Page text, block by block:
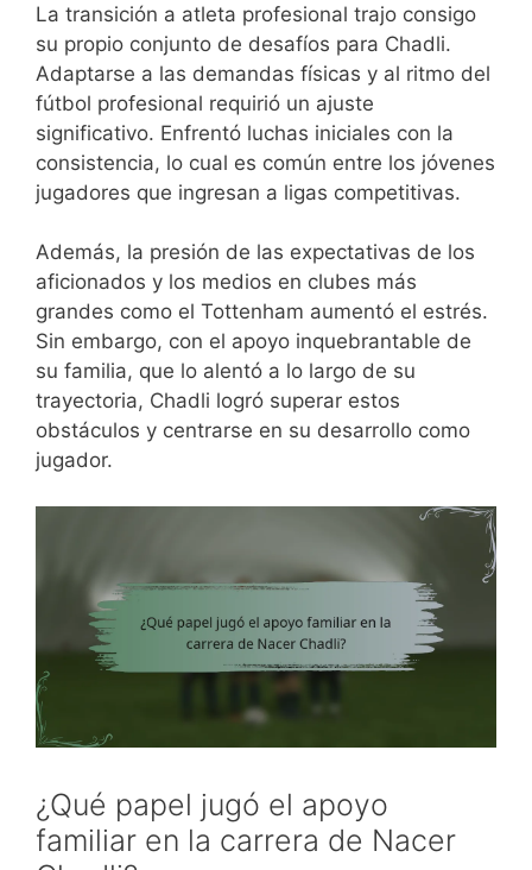
La transición a atleta profesional trajo consigo
su propio conjunto de desafíos para Chadli.
Adaptarse a las demandas físicas y al ritmo del
fútbol profesional requirió un ajuste
significativo. Enfrentó luchas iniciales con la
consistencia, lo cual es común entre los jóvenes
jugadores que ingresan a ligas competitivas.
Además, la presión de las expectativas de los
aficionados y los medios en clubes más
grandes como el Tottenham aumentó el estrés.
Sin embargo, con el apoyo inquebrantable de
su familia, que lo alentó a lo largo de su
trayectoria, Chadli logró superar estos
obstáculos y centrarse en su desarrollo como
jugador.
¿Qué papel jugó el apoyo
familiar en la carrera de Nacer